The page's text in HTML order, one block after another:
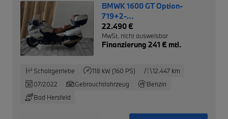
BMWK 1600 GT Option-
719+2-
Pakete+Topcase+DWA+ZV+
22.490 €
MwSt. nicht ausweisbar
Finanzierung 241 € mtl.
Schaltgetriebe 118 kW (160 PS)
12.447 km
07/2022
Gebrauchtfahrzeug
Benzin
Bad Hersfeld